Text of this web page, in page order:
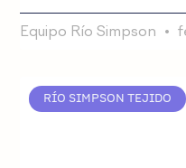
Equipo Río Simpson
RÍO SIMPSON TEJIDO